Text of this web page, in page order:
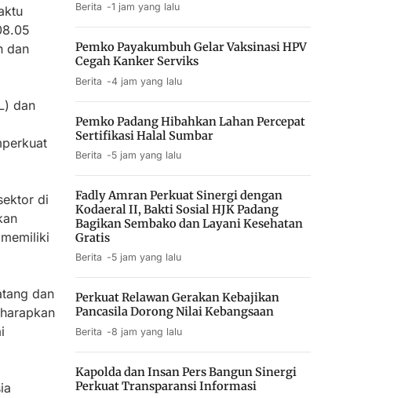
dan
dan
di
dan
Berita 1 jam yang lalu
Pemko Payakumbuh Gelar Vaksinasi HPV
Cegah Kanker Serviks
Berita 4 jam yang lalu
Pemko Padang Hibahkan Lahan Percepat
Sertifikasi Halal Sumbar
Berita 5 jam yang lalu
Fadly Amran Perkuat Sinergi dengan
Kodaeral II, Bakti Sosial HJK Padang
Bagikan Sembako dan Layani Kesehatan
Gratis
Berita 5 jam yang lalu
Perkuat Relawan Gerakan Kebajikan
Pancasila Dorong Nilai Kebangsaan
Berita 8 jam yang lalu
Kapolda dan Insan Pers Bangun Sinergi
Perkuat Transparansi Informasi